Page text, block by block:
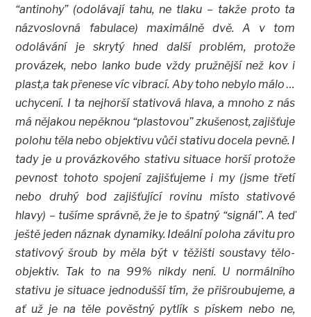
“antinohy” (odolávají tahu, ne tlaku – takže proto ta
názvoslovná fabulace) maximálně dvě. A v tom
odolávání je skrytý hned další problém, protože
provázek, nebo lanko bude vždy pružnější než kov i
plast,a tak přenese víc vibrací. Aby toho nebylo málo …
uchycení. I ta nejhorší stativová hlava, a mnoho z nás
má nějakou nepěknou “plastovou” zkušenost, zajišťuje
polohu těla nebo objektivu vůči stativu docela pevně. I
tady je u provázkového stativu situace horší protože
pevnost tohoto spojení zajišťujeme i my (jsme třetí
nebo druhý bod zajišťující rovinu místo stativové
hlavy) – tušíme správně, že je to špatný “signál”. A teď
ještě jeden náznak dynamiky. Ideální poloha závitu pro
stativový šroub by měla být v těžišti soustavy tělo-
objektiv. Tak to na 99% nikdy není. U normálního
stativu je situace jednodušší tím, že přišroubujeme, a
ať už je na těle pověstný pytlík s pískem nebo ne,